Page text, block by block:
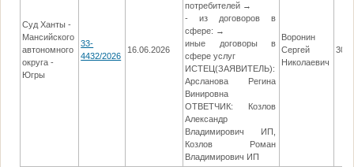
Суд Ханты -
Мансийского
автономного
округа -
Югры
33-
4432/2026
16.06.2026
потребителей →
- из договоров в
сфере: →
иные договоры в
сфере услуг
ИСТЕЦ(ЗАЯВИТЕЛЬ):
Арсланова Регина
Винировна
ОТВЕТЧИК: Козлов
Александр
Владимирович ИП,
Козлов Роман
Владимирович ИП
Воронин
Сергей
Николаевич